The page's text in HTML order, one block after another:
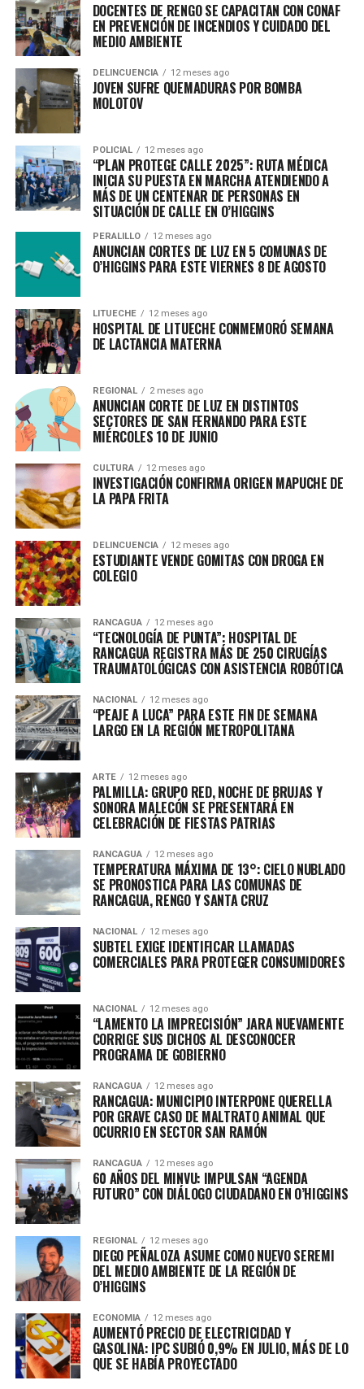
DOCENTES DE RENGO SE CAPACITAN CON CONAF
EN PREVENCIÓN DE INCENDIOS Y CUIDADO DEL
MEDIO AMBIENTE
DELINCUENCIA 12 meses ago
JOVEN SUFRE QUEMADURAS POR BOMBA
MOLOTOV
POLICIAL 12 meses ago
“PLAN PROTEGE CALLE 2025”: RUTA MÉDICA
INICIA SU PUESTA EN MARCHA ATENDIENDO A
MÁS DE UN CENTENAR DE PERSONAS EN
SITUACIÓN DE CALLE EN O’HIGGINS
PERALILLO 12 meses ago
ANUNCIAN CORTES DE LUZ EN 5 COMUNAS DE
O’HIGGINS PARA ESTE VIERNES 8 DE AGOSTO
LITUECHE 12 meses ago
HOSPITAL DE LITUECHE CONMEMORÓ SEMANA
DE LACTANCIA MATERNA
REGIONAL 2 meses ago
ANUNCIAN CORTE DE LUZ EN DISTINTOS
SECTORES DE SAN FERNANDO PARA ESTE
MIÉRCOLES 10 DE JUNIO
CULTURA 12 meses ago
INVESTIGACIÓN CONFIRMA ORIGEN MAPUCHE DE
LA PAPA FRITA
DELINCUENCIA 12 meses ago
ESTUDIANTE VENDE GOMITAS CON DROGA EN
COLEGIO
RANCAGUA 12 meses ago
“TECNOLOGÍA DE PUNTA”: HOSPITAL DE
RANCAGUA REGISTRA MÁS DE 250 CIRUGÍAS
TRAUMATOLÓGICAS CON ASISTENCIA ROBÓTICA
NACIONAL 12 meses ago
“PEAJE A LUCA” PARA ESTE FIN DE SEMANA
LARGO EN LA REGIÓN METROPOLITANA
ARTE 12 meses ago
PALMILLA: GRUPO RED, NOCHE DE BRUJAS Y
SONORA MALECÓN SE PRESENTARÁ EN
CELEBRACIÓN DE FIESTAS PATRIAS
RANCAGUA 12 meses ago
TEMPERATURA MÁXIMA DE 13°: CIELO NUBLADO
SE PRONOSTICA PARA LAS COMUNAS DE
RANCAGUA, RENGO Y SANTA CRUZ
NACIONAL 12 meses ago
SUBTEL EXIGE IDENTIFICAR LLAMADAS
COMERCIALES PARA PROTEGER CONSUMIDORES
NACIONAL 12 meses ago
“LAMENTO LA IMPRECISIÓN” JARA NUEVAMENTE
CORRIGE SUS DICHOS AL DESCONOCER
PROGRAMA DE GOBIERNO
RANCAGUA 12 meses ago
RANCAGUA: MUNICIPIO INTERPONE QUERELLA
POR GRAVE CASO DE MALTRATO ANIMAL QUE
OCURRIO EN SECTOR SAN RAMÓN
RANCAGUA 12 meses ago
60 AÑOS DEL MINVU: IMPULSAN “AGENDA
FUTURO” CON DIÁLOGO CIUDADANO EN O’HIGGINS
REGIONAL 12 meses ago
DIEGO PEÑALOZA ASUME COMO NUEVO SEREMI
DEL MEDIO AMBIENTE DE LA REGIÓN DE
O’HIGGINS
ECONOMIA 12 meses ago
AUMENTÓ PRECIO DE ELECTRICIDAD Y
GASOLINA: IPC SUBIÓ 0,9% EN JULIO, MÁS DE LO
QUE SE HABÍA PROYECTADO